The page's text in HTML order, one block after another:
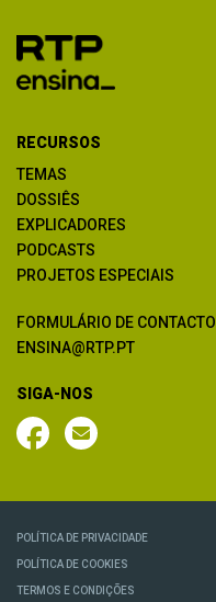
RECURSOS
TEMAS
DOSSIÊS
EXPLICADORES
PODCASTS
PROJETOS ESPECIAIS
FORMULÁRIO DE CONTACTO
ENSINA@RTP.PT
SIGA-NOS
POLÍTICA DE PRIVACIDADE
POLÍTICA DE COOKIES
TERMOS E CONDIÇÕES